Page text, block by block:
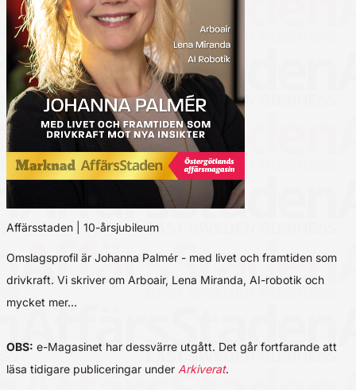
Affärsstaden | 10-årsjubileum
Omslagsprofil är Johanna Palmér - med livet och framtiden som
drivkraft. Vi skriver om Arboair, Lena Miranda, AI-robotik och
mycket mer…
OBS: e-Magasinet har dessvärre utgått. Det går fortfarande att
läsa tidigare publiceringar under Arkiverat.